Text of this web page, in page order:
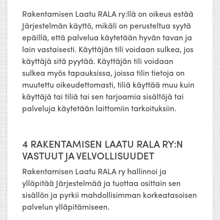
Rakentamisen Laatu RALA ry:llä on oikeus estää
Järjestelmän käyttö, mikäli on perusteltua syytä
epäillä, että palvelua käytetään hyvän tavan ja
lain vastaisesti. Käyttäjän tili voidaan sulkea, jos
käyttäjä sitä pyytää. Käyttäjän tili voidaan
sulkea myös tapauksissa, joissa tilin tietoja on
muutettu oikeudettomasti, tiliä käyttää muu kuin
käyttäjä tai tiliä tai sen tarjoamia sisältöjä tai
palveluja käytetään laittomiin tarkoituksiin.
4 RAKENTAMISEN LAATU RALA RY:N
VASTUUT JA VELVOLLISUUDET
Rakentamisen Laatu RALA ry hallinnoi ja
ylläpitää Järjestelmää ja tuottaa osittain sen
sisällön ja pyrkii mahdollisimman korkeatasoisen
palvelun ylläpitämiseen.